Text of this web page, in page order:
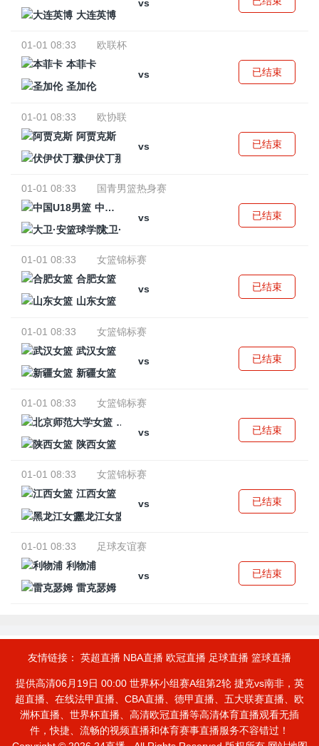
vs
大连英博
01-01 08:33
欧联杯
本菲卡
vs
圣加伦
已结束
01-01 08:33
欧协联
阿贾克斯
vs
伏伊伏丁那
已结束
01-01 08:33
国青男篮热身赛
中国U18男篮
vs
大卫·安篮球学院
已结束
01-01 08:33
女篮锦标赛
合肥女篮
vs
山东女篮
已结束
01-01 08:33
女篮锦标赛
武汉女篮
vs
新疆女篮
已结束
01-01 08:33
女篮锦标赛
北京师范大学女篮
vs
陕西女篮
已结束
01-01 08:33
女篮锦标赛
江西女篮
vs
黑龙江女篮
已结束
01-01 08:33
足球友谊赛
利物浦
vs
雷克瑟姆
已结束
友情链接： 英超直播 NBA直播 欧冠直播 足球直播 篮球直播
提供高清06月19日 00:00 世界杯小组赛A组第2轮 捷克vs南非，英
超直播、在线法甲直播、CBA直播、德甲直播、五大联赛直播、欧
洲杯直播、世界杯直播、高清欧冠直播等高清体育直播观看无插
件，快捷、流畅的视频直播和体育赛事直播服务不容错过！